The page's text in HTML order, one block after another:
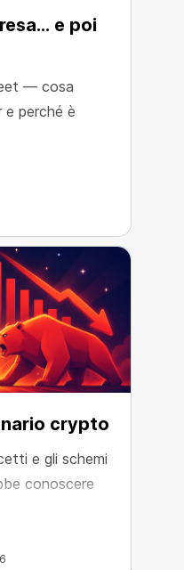
e poi
— cosa
e perché è
crypto
e gli schemi
conoscere